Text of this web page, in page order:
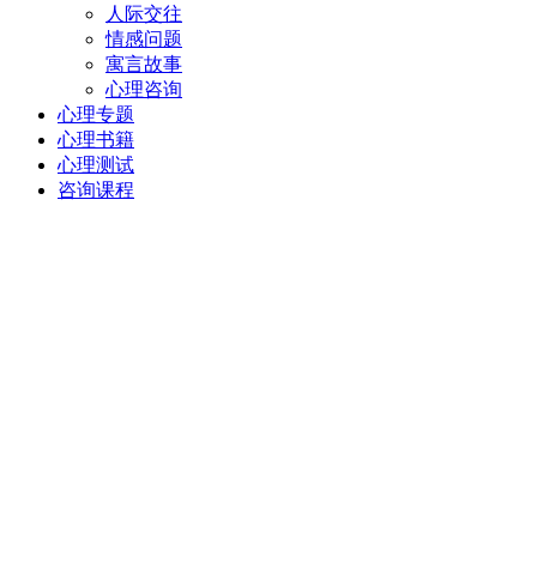
人际交往
情感问题
寓言故事
心理咨询
心理专题
心理书籍
心理测试
咨询课程